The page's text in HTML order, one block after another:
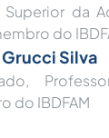
Superior da
do
Silva
do IBDFAM